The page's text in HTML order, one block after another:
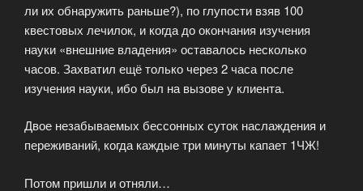
ли их обнаружить раньше?), по глупости взяв 100
квестовых лечилок, и когда до окончания изучения
науки «внешние владения» оставалось несколько
часов. Захватил ещё только через 2 часа после
изучения науки, ибо был на вызове у клиента.
Двое незабываемых бессонных суток наслаждения и
переживаний, когда каждые три минуты капает 1ЧЖ!
Потом пришли и отняли…